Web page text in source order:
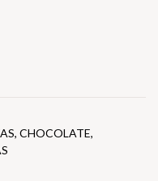
CHOCOLATE,